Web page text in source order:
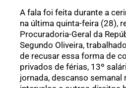
A fala foi feita durante a
na última quinta-feira (28),
Procuradoria-Geral da
Segundo Oliveira,
de recusar essa forma de
privados de férias, 13º
jornada, descanso semanal